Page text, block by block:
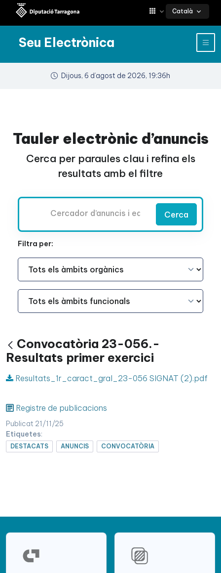
Català
Seu Electrònica
Dijous, 6 d’agost de 2026, 19:36h
Tauler electrònic d’anuncis
Cerca per paraules clau i refina els
resultats amb el filtre
Cerca
Filtra per:
Àmbit Funcional
Àmbit Funcional
Vés enrere
Convocatòria 23-056.-
Resultats primer exercici
Resultats_1r_caract_gral_23-056 SIGNAT (2).pdf
Registre de publicacions
Publicat 21/11/25
Etiquetes:
DESTACATS ANUNCIS CONVOCATÒRIA